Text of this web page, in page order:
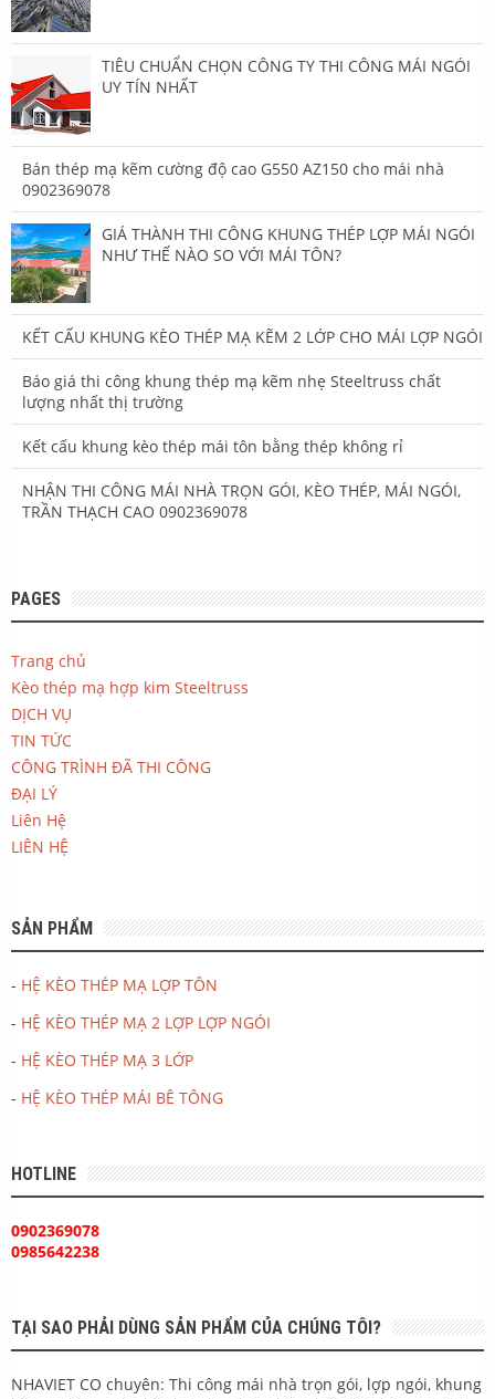
TIÊU CHUẨN CHỌN CÔNG TY THI CÔNG MÁI NGÓI
UY TÍN NHẤT
Bán thép mạ kẽm cường độ cao G550 AZ150 cho mái nhà
0902369078
GIÁ THÀNH THI CÔNG KHUNG THÉP LỢP MÁI NGÓI
NHƯ THẾ NÀO SO VỚI MÁI TÔN?
KẾT CẤU KHUNG KÈO THÉP MẠ KẼM 2 LỚP CHO MÁI LỢP NGÓI
Báo giá thi công khung thép mạ kẽm nhẹ Steeltruss chất
lượng nhất thị trường
Kết cấu khung kèo thép mái tôn bằng thép không rỉ
NHẬN THI CÔNG MÁI NHÀ TRỌN GÓI, KÈO THÉP, MÁI NGÓI,
TRẦN THẠCH CAO 0902369078
PAGES
Trang chủ
Kèo thép mạ hợp kim Steeltruss
DỊCH VỤ
TIN TỨC
CÔNG TRÌNH ĐÃ THI CÔNG
ĐẠI LÝ
Liên Hệ
LIÊN HỆ
SẢN PHẨM
- HỆ KÈO THÉP MẠ LỢP TÔN
- HỆ KÈO THÉP MẠ 2 LỢP LỢP NGÓI
- HỆ KÈO THÉP MẠ 3 LỚP
- HỆ KÈO THÉP MÁI BÊ TÔNG
HOTLINE
0902369078
0985642238
TẠI SAO PHẢI DÙNG SẢN PHẨM CỦA CHÚNG TÔI?
NHAVIET CO chuyên: Thi công mái nhà trọn gói, lợp ngói, khung